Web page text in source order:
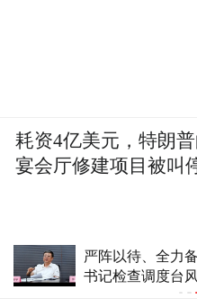
鼓励领导干部带
回文件，到底什
耗资4亿美元，特朗
宴会厅修建项目被叫